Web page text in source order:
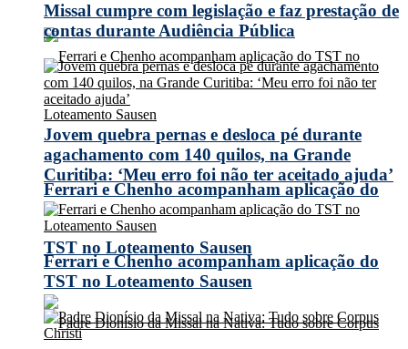
Ferrari e Chenho acompanham aplicação do
TST no Loteamento Sausen
Missal cumpre com legislação e faz prestação de
contas durante Audiência Pública
Jovem quebra pernas e desloca pé durante
agachamento com 140 quilos, na Grande
Curitiba: ‘Meu erro foi não ter aceitado ajuda’
Ferrari e Chenho acompanham aplicação do
TST no Loteamento Sausen